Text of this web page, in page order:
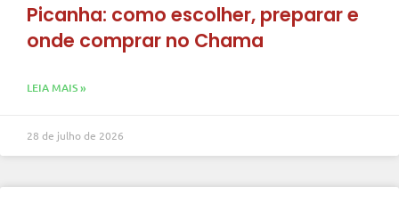
Picanha: como escolher, preparar e
onde comprar no Chama
LEIA MAIS »
28 de julho de 2026